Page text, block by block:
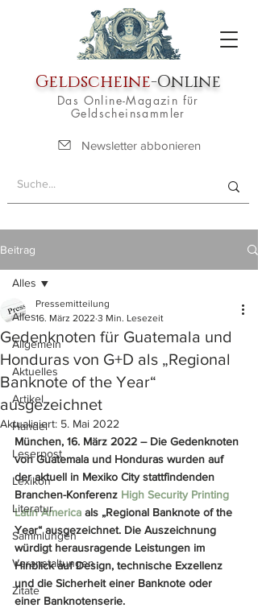
Geldscheine-Online
Das Online-Magazin für
Geldscheinsammler
Newsletter abbonieren
Beitrag
Alles
Allgemein
Aktuelles
Artikel
Handel
Leserpost
Lexikon
Literatur
Sammlungen
Veranstaltungen
Zitate
Alles
Gedenknoten für Guatemala und
Honduras von G+D als „Regional
Banknote of the Year“
ausgezeichnet
Pressemitteilung
16. März 2022 3 Min. Lesezeit
Aktualisiert: 5. Mai 2022
München, 16. März 2022 – Die Gedenknoten
von Guatemala und Honduras wurden auf
der aktuell in Mexiko City stattfindenden
Branchen-Konferenz High Security Printing
Latin America als „Regional Banknote of the
Year“ ausgezeichnet. Die Auszeichnung
würdigt herausragende Leistungen im
Hinblick auf Design, technische Exzellenz
und die Sicherheit einer Banknote oder
einer Banknotenserie.